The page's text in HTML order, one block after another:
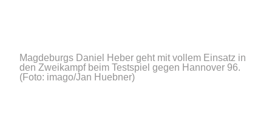
Magdeburgs Daniel Heber geht mit vollem Einsatz in
den Zweikampf beim Testspiel gegen Hannover 96.
(Foto: imago/Jan Huebner)